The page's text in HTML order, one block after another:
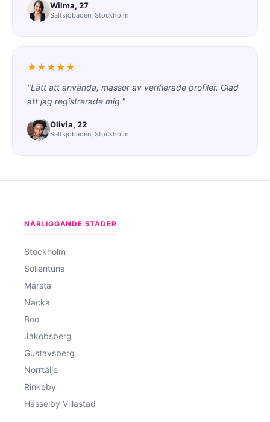
Wilma, 27
Saltsjöbaden, Stockholm
★★★★★
"Lätt att använda, massor av verifierade profiler. Glad
att jag registrerade mig."
Olivia, 22
Saltsjöbaden, Stockholm
NÄRLIGGANDE STÄDER
Stockholm
Sollentuna
Märsta
Nacka
Boo
Jakobsberg
Gustavsberg
Norrtälje
Rinkeby
Hässelby Villastad